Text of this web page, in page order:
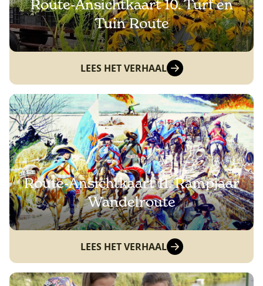
Route-Ansichtkaart 10. Turf en
Tuin Route
LEES HET VERHAAL
Route-Ansichtkaart 11. Rampjaar
Wandelroute
LEES HET VERHAAL